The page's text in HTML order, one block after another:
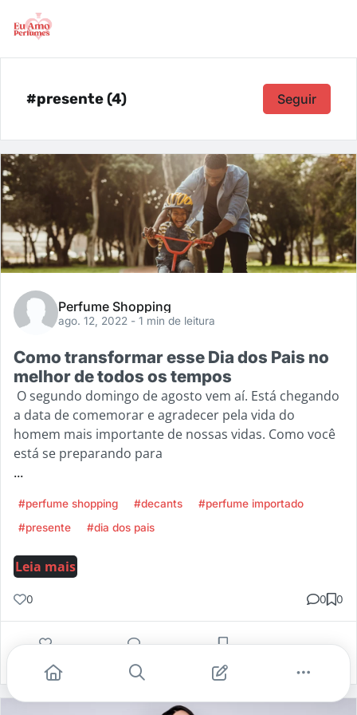
#presente (4) Seguir
Perfume Shopping
ago. 12, 2022 - 1 min de leitura
Como transformar esse Dia dos Pais no
melhor de todos os tempos
O segundo domingo de agosto vem aí. Está chegando
a data de comemorar e agradecer pela vida do
homem mais importante de nossas vidas. Como você
está se preparando para
...
#perfume shopping #decants
#perfume importado
#presente
#dia dos pais
Leia mais
0 0 0
Gostei Comentar Salvar